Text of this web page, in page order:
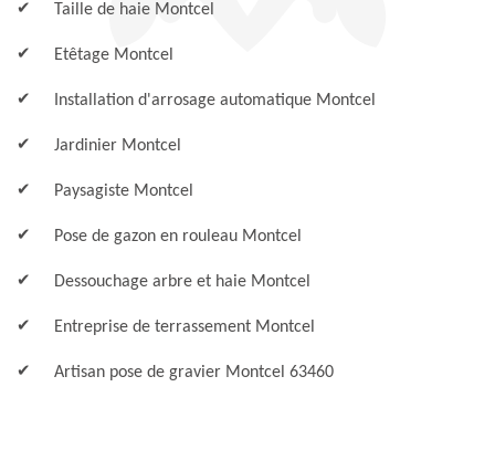
Taille de haie Montcel
Etêtage Montcel
Installation d'arrosage automatique Montcel
Jardinier Montcel
Paysagiste Montcel
Pose de gazon en rouleau Montcel
Dessouchage arbre et haie Montcel
Entreprise de terrassement Montcel
Artisan pose de gravier Montcel 63460